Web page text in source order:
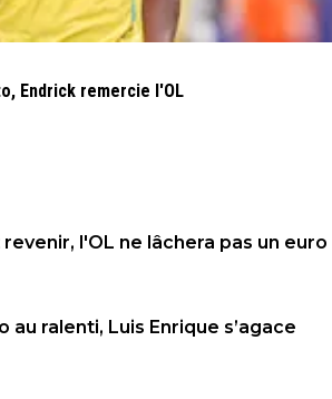
Endrick remercie l'OL
l'OL ne lâchera pas un euro
au ralenti, Luis Enrique s’agace